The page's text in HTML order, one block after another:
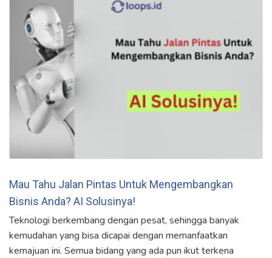
Mau Tahu Jalan Pintas Untuk Mengembangkan
Bisnis Anda? AI Solusinya!
Teknologi berkembang dengan pesat, sehingga banyak
kemudahan yang bisa dicapai dengan memanfaatkan
kemajuan ini. Semua bidang yang ada pun ikut terkena